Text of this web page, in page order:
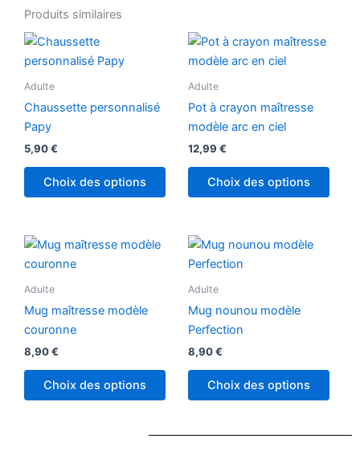
Produits similaires
Adulte
Chaussette personnalisé
Papy
5,90€
Choix des options
produit
plusieurs
variations.
options
peuvent
être
page
produit
Adulte
Pot à crayon maîtresse
modèle arc en ciel
12,99 €
Choix des options
Adulte
Mug maîtresse modèle
couronne
8,90€
Choix des options
Adulte
Mug nounou modèle
Perfection
8,90€
Choix des options